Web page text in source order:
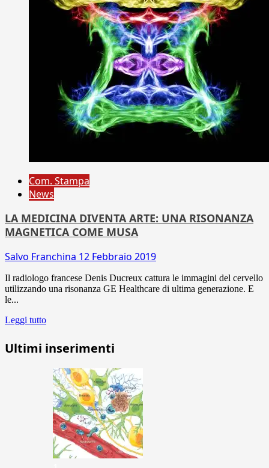
Com. Stampa
News
LA MEDICINA DIVENTA ARTE: UNA RISONANZA
MAGNETICA COME MUSA
Salvo Franchina 12 Febbraio 2019
Il radiologo francese Denis Ducreux cattura le immagini del cervello
utilizzando una risonanza GE Healthcare di ultima generazione. E
le...
Leggi tutto
Ultimi inserimenti